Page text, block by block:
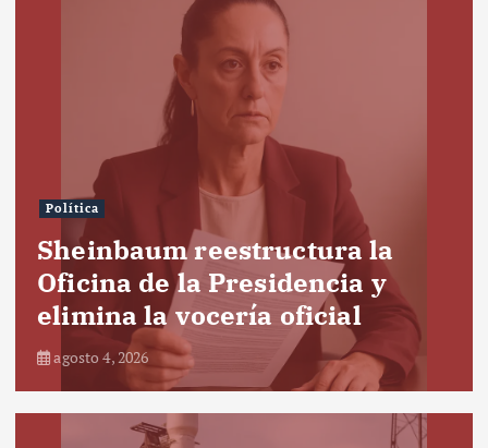
Política
Sheinbaum reestructura la
Oficina de la Presidencia y
elimina la vocería oficial
agosto 4, 2026